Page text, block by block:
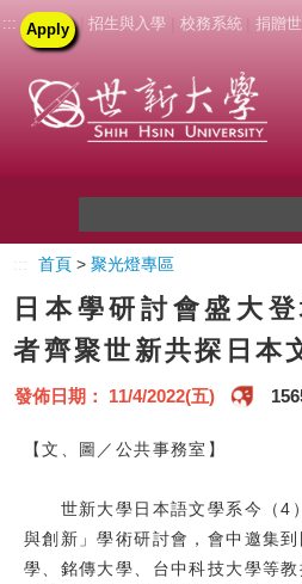
::: Apply | 招生與入學 校務系統 捐贈
關於世新
未來學生
新生
在校生
教職員
校友
首頁 >聚光燈專區
日本學研討會盛大
者齊聚世新共探日本
發佈日期： 11/4/2022(五)
【文、圖／公共事務室】
世新大學日本語文學系今（4
與創新」學術研討會，會中邀集
學、銘傳大學、台中科技大學等